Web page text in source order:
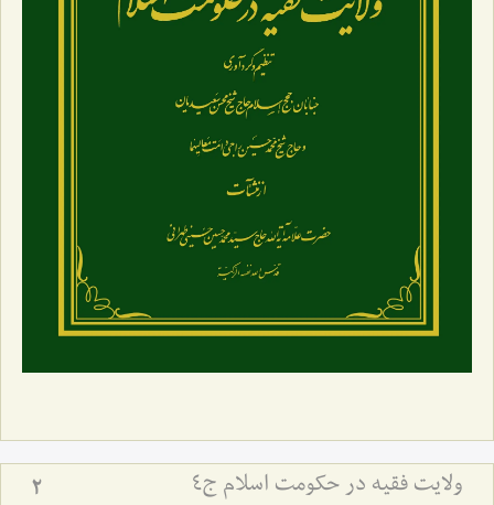
ولایت فقیه در حکومت اسلام ج4 2